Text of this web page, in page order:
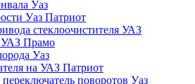
Уаз
Уаз Патриот
стеклоочистителя УАЗ
УАЗ Прамо
Уаз
на УАЗ Патриот
поворотов Уаз